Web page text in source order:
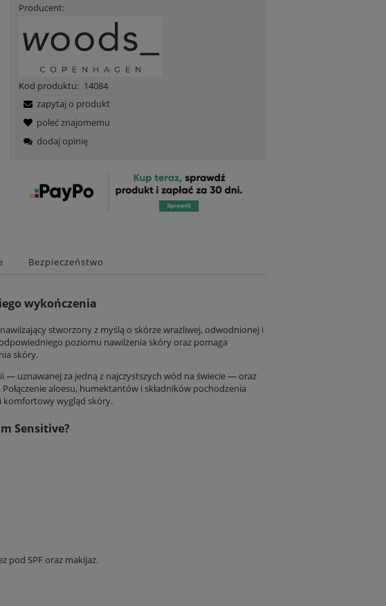
Producent:
Kod produktu: 14084
zapytaj o produkt
poleć znajomemu
dodaj opinię
Bezpieczeństwo
wykończenia
stworzony z myślą o skórze wrażliwej, odwodnionej i
poziomu nawilżenia skóry oraz pomaga
skóry.
— uznawanej za jedną z najczystszych wód na świecie — oraz
aloesu, humektantów i składników pochodzenia
komfortowy wygląd skóry.
Sensitive?
pod SPF oraz makijaż.